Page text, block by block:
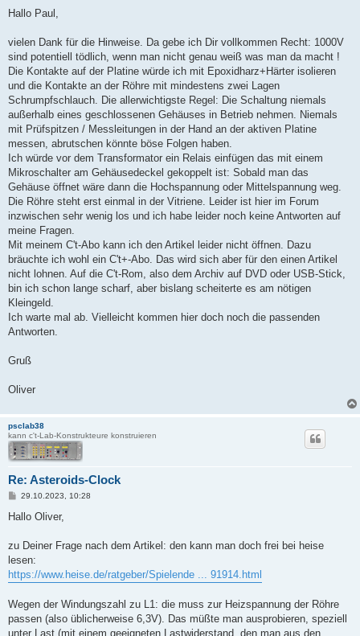
i
a
Hallo Paul,
vielen Dank für die Hinweise. Da gebe ich Dir vollkommen Recht: 1000V
sind potentiell tödlich, wenn man nicht genau weiß was man da macht !
Die Kontakte auf der Platine würde ich mit Epoxidharz+Härter isolieren
und die Kontakte an der Röhre mit mindestens zwei Lagen
Schrumpfschlauch. Die allerwichtigste Regel: Die Schaltung niemals
außerhalb eines geschlossenen Gehäuses in Betrieb nehmen. Niemals
mit Prüfspitzen / Messleitungen in der Hand an der aktiven Platine
messen, abrutschen könnte böse Folgen haben.
Ich würde vor dem Transformator ein Relais einfügen das mit einem
Mikroschalter am Gehäusedeckel gekoppelt ist: Sobald man das
Gehäuse öffnet wäre dann die Hochspannung oder Mittelspannung weg.
Die Röhre steht erst einmal in der Vitriene. Leider ist hier im Forum
inzwischen sehr wenig los und ich habe leider noch keine Antworten auf
meine Fragen.
Mit meinem C't-Abo kann ich den Artikel leider nicht öffnen. Dazu
bräuchte ich wohl ein C't+-Abo. Das wird sich aber für den einen Artikel
nicht lohnen. Auf die C't-Rom, also dem Archiv auf DVD oder USB-Stick,
bin ich schon lange scharf, aber bislang scheiterte es am nötigen
Kleingeld.
Ich warte mal ab. Vielleicht kommen hier doch noch die passenden
Antworten.
Gruß
Oliver
psclab38
kann c't-Lab-Konstrukteure konstruieren
Re: Asteroids-Clock
B
i
a
29.10.2023, 10:28
Hallo Oliver,
zu Deiner Frage nach dem Artikel: den kann man doch frei bei heise
lesen:
https://www.heise.de/ratgeber/Spielende ... 91914.html
Wegen der Windungszahl zu L1: die muss zur Heizspannung der Röhre
passen (also üblicherweise 6,3V). Das müßte man ausprobieren, speziell
unter Last (mit einem geeigneten Lastwiderstand, den man aus den